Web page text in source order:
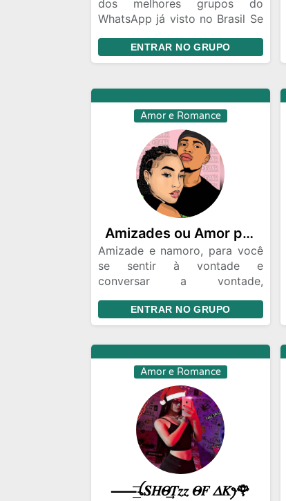
dos melhores grupos do
WhatsApp já visto no Brasil Se
cidade Mantenha o Respeito e
a educação em suas
conhecer pessoas bacanas e
legal e fazer boas amizades
ENTRAR NO GRUPO
Amor e Romance
Amizades ou Amor pode ❤️💕💞
Amizade e namoro, para você
se sentir à vontade e
conversar a vontade,
conversas sem invadir o
privado e sem pornografia
ENTRAR NO GRUPO
Amor e Romance
⸺͟͞ꪶ𝑺𝐻𝛩͢𝑇𝑧𝑧 𝛩𝐹 𝛥𝐾ꫂ🌹